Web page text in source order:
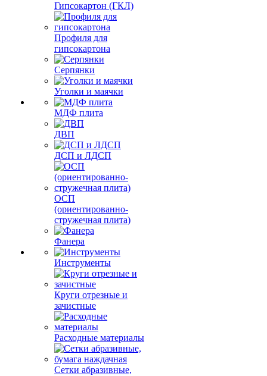
Гипсокартон (ГКЛ)
Профиля для
гипсокартона
Серпянки
Уголки и маячки
МДФ плита
ДВП
ДСП и ЛДСП
ОСП
(ориентированно-
стружечная плита)
Фанера
Инструменты
Круги отрезные и
зачистные
Расходные материалы
Сетки абразивные,